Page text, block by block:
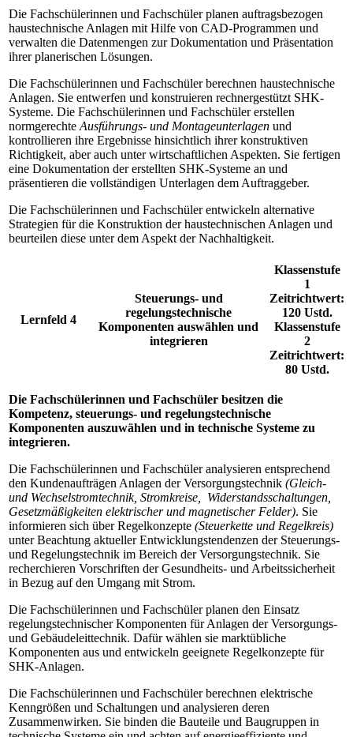
Die Fachschülerinnen und Fachschüler planen auftragsbezogen
haustechnische Anlagen mit Hilfe von CAD-Programmen und
verwalten die Datenmengen zur Dokumentation und Präsentation
ihrer planerischen Lösungen.
Die Fachschülerinnen und Fachschüler berechnen haustechnische
Anlagen. Sie entwerfen und konstruieren rechnergestützt SHK-
Systeme. Die Fachschülerinnen und Fachschüler erstellen
normgerechte Ausführungs- und Montageunterlagen und
kontrollieren ihre Ergebnisse hinsichtlich ihrer konstruktiven
Richtigkeit, aber auch unter wirtschaftlichen Aspekten. Sie fertigen
eine Dokumentation der erstellten SHK-Systeme an und
präsentieren die vollständigen Unterlagen dem Auftraggeber.
Die Fachschülerinnen und Fachschüler entwickeln alternative
Strategien für die Konstruktion der haustechnischen Anlagen und
beurteilen diese unter dem Aspekt der Nachhaltigkeit.
Lernfeld 4
Steuerungs- und
regelungstechnische
Komponenten auswählen und
integrieren
Klassenstufe
1
Zeitrichtwert:
120 Ustd.
Klassenstufe
2
Zeitrichtwert:
80 Ustd.
Die Fachschülerinnen und Fachschüler besitzen die
Kompetenz, steuerungs- und regelungstechnische
Komponenten auszuwählen und in technische Systeme zu
integrieren.
Die Fachschülerinnen und Fachschüler analysieren entsprechend
den Kundenaufträgen Anlagen der Versorgungstechnik (Gleich-
und Wechselstromtechnik, Stromkreise, Widerstandsschaltungen,
Gesetzmäßigkeiten elektrischer und magnetischer Felder). Sie
informieren sich über Regelkonzepte (Steuerkette und Regelkreis)
unter Beachtung aktueller Entwicklungstendenzen der Steuerungs-
und Regelungstechnik im Bereich der Versorgungstechnik. Sie
recherchieren Vorschriften der Gesundheits- und Arbeitssicherheit
in Bezug auf den Umgang mit Strom.
Die Fachschülerinnen und Fachschüler planen den Einsatz
regelungstechnischer Komponenten für Anlagen der Versorgungs-
und Gebäudeleittechnik. Dafür wählen sie marktübliche
Komponenten aus und entwickeln geeignete Regelkonzepte für
SHK-Anlagen.
Die Fachschülerinnen und Fachschüler berechnen elektrische
Kenngrößen und Schaltungen und analysieren deren
Zusammenwirken. Sie binden die Bauteile und Baugruppen in